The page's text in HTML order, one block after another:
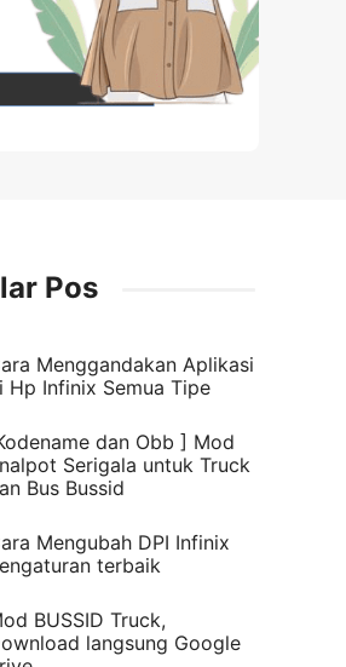
Pos
Menggandakan Aplikasi
Hp Infinix Semua Tipe
dan Obb ] Mod
Serigala untuk Truck
Bus Bussid
Mengubah DPI Infinix
terbaik
BUSSID Truck,
langsung Google